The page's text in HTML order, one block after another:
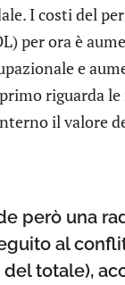
I costi del
per ora è
e
riguarda
il valore
però una
al
del totale),